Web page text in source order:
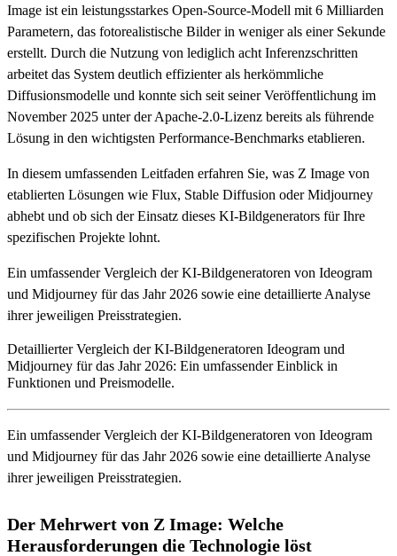
Image ist ein leistungsstarkes Open-Source-Modell mit 6 Milliarden
Parametern, das fotorealistische Bilder in weniger als einer Sekunde
erstellt. Durch die Nutzung von lediglich acht Inferenzschritten
arbeitet das System deutlich effizienter als herkömmliche
Diffusionsmodelle und konnte sich seit seiner Veröffentlichung im
November 2025 unter der Apache-2.0-Lizenz bereits als führende
Lösung in den wichtigsten Performance-Benchmarks etablieren.
In diesem umfassenden Leitfaden erfahren Sie, was Z Image von
etablierten Lösungen wie Flux, Stable Diffusion oder Midjourney
abhebt und ob sich der Einsatz dieses KI-Bildgenerators für Ihre
spezifischen Projekte lohnt.
Ein umfassender Vergleich der KI-Bildgeneratoren von Ideogram
und Midjourney für das Jahr 2026 sowie eine detaillierte Analyse
ihrer jeweiligen Preisstrategien.
Detaillierter Vergleich der KI-Bildgeneratoren Ideogram und
Midjourney für das Jahr 2026: Ein umfassender Einblick in
Funktionen und Preismodelle.
Ein umfassender Vergleich der KI-Bildgeneratoren von Ideogram
und Midjourney für das Jahr 2026 sowie eine detaillierte Analyse
ihrer jeweiligen Preisstrategien.
Der Mehrwert von Z Image: Welche
Herausforderungen die Technologie löst